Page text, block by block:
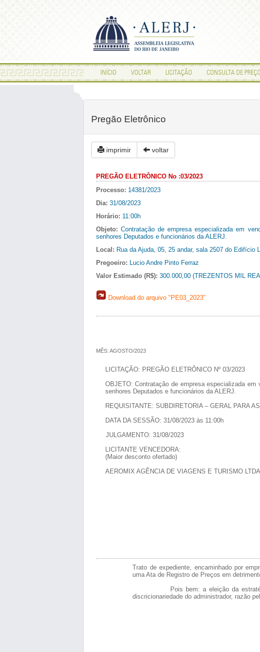
INÍCIO VOLTAR LICITAÇÃO CONSULTA DE
Pregão Eletrônico
imprimir voltar
PREGÃO ELETRÔNICO No :03/2023
Processo: 14381/2023
Dia: 31/08/2023
Horário: 11:00h
Objeto: Contratação de empresa especializada em
senhores Deputados e funcionários da ALERJ.
Local: Rua da Ajuda, 05, 25 andar, sala 2507 do Edifício
Pregoeiro: Lucio Andre Pinto Ferraz
Valor Estimado (R$): 300.000,00 (TREZENTOS MIL
Download do arquivo "PE03_2023"
MÊS: AGOSTO/2023
LICITAÇÃO: PREGÃO ELETRÔNICO Nº 03/2023
OBJETO: Contratação de empresa especializada
senhores Deputados e funcionários da ALERJ.
REQUISITANTE: SUBDIRETORIA – GERAL PARA
DATA DA SESSÃO: 31/08/2023 às 11:00h
JULGAMENTO: 31/08/2023
LICITANTE VENCEDORA:
(Maior desconto ofertado)
AEROMIX AGÊNCIA DE VIAGENS E TURISMO
Trato de expediente, encaminhado por
uma Ata de Registro de Preços em
Pois bem: a eleição da estratégia
discricionariedade do administrador, razão